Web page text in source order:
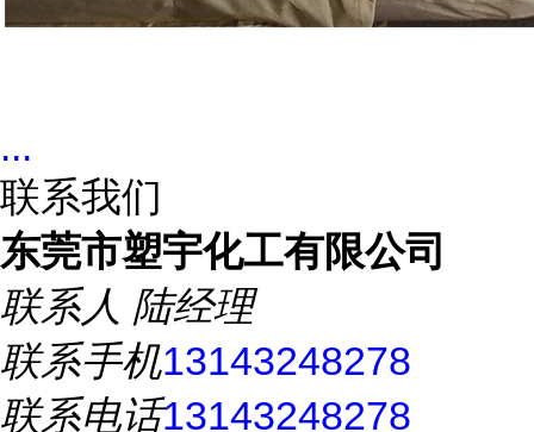
...
联系我们
东莞市塑宇化工有限公司
联系人 陆经理
联系手机13143248278
联系电话13143248278